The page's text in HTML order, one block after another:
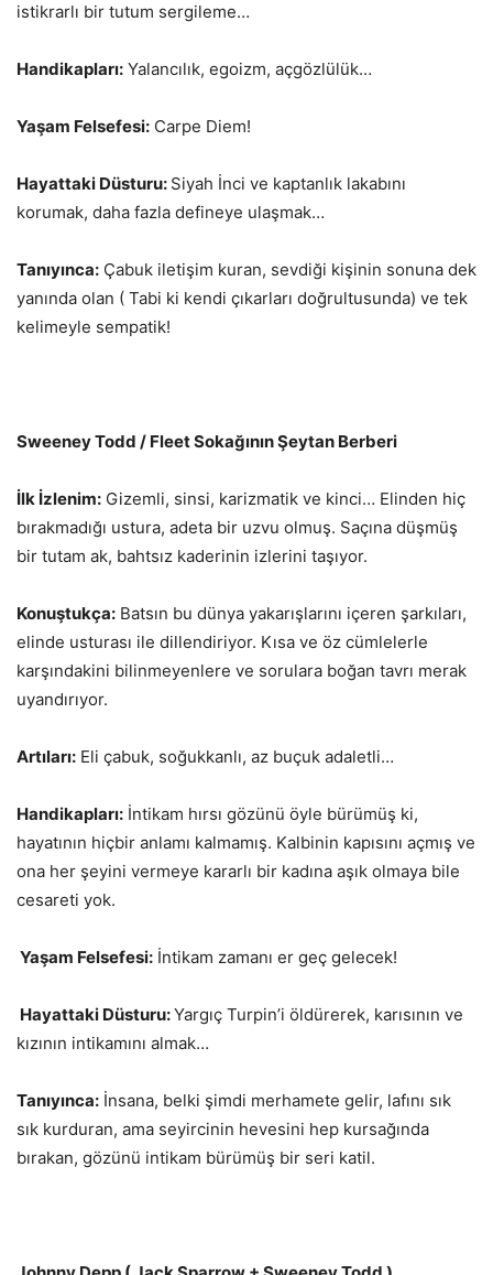
istikrarlı bir tutum sergileme…
Handikapları: Yalancılık, egoizm, açgözlülük…
Yaşam Felsefesi: Carpe Diem!
Hayattaki Düsturu: Siyah İnci ve kaptanlık lakabını
korumak, daha fazla defineye ulaşmak…
Tanıyınca: Çabuk iletişim kuran, sevdiği kişinin sonuna dek
yanında olan ( Tabi ki kendi çıkarları doğrultusunda) ve tek
kelimeyle sempatik!
Sweeney Todd / Fleet Sokağının Şeytan Berberi
İlk İzlenim: Gizemli, sinsi, karizmatik ve kinci… Elinden hiç
bırakmadığı ustura, adeta bir uzvu olmuş. Saçına düşmüş
bir tutam ak, bahtsız kaderinin izlerini taşıyor.
Konuştukça: Batsın bu dünya yakarışlarını içeren şarkıları,
elinde usturası ile dillendiriyor. Kısa ve öz cümlelerle
karşındakini bilinmeyenlere ve sorulara boğan tavrı merak
uyandırıyor.
Artıları: Eli çabuk, soğukkanlı, az buçuk adaletli…
Handikapları: İntikam hırsı gözünü öyle bürümüş ki,
hayatının hiçbir anlamı kalmamış. Kalbinin kapısını açmış ve
ona her şeyini vermeye kararlı bir kadına aşık olmaya bile
cesareti yok.
Yaşam Felsefesi: İntikam zamanı er geç gelecek!
Hayattaki Düsturu:Yargıç Turpin’i öldürerek, karısının ve
kızının intikamını almak…
Tanıyınca: İnsana, belki şimdi merhamete gelir, lafını sık
sık kurduran, ama seyircinin hevesini hep kursağında
bırakan, gözünü intikam bürümüş bir seri katil.